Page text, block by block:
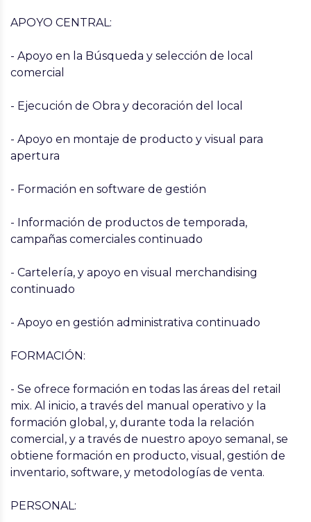
APOYO CENTRAL:
- Apoyo en la Búsqueda y selección de local
comercial
- Ejecución de Obra y decoración del local
- Apoyo en montaje de producto y visual para
apertura
- Formación en software de gestión
- Información de productos de temporada,
campañas comerciales continuado
- Cartelería, y apoyo en visual merchandising
continuado
- Apoyo en gestión administrativa continuado
FORMACIÓN:
- Se ofrece formación en todas las áreas del retail
mix. Al inicio, a través del manual operativo y la
formación global, y, durante toda la relación
comercial, y a través de nuestro apoyo semanal, se
obtiene formación en producto, visual, gestión de
inventario, software, y metodologías de venta.
PERSONAL: